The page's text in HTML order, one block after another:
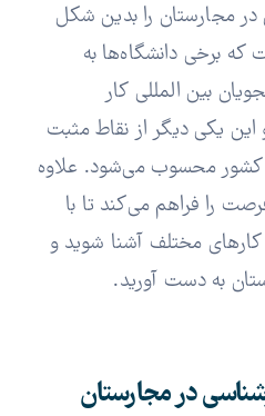
مجارستان را بدین شکل
که برخی دانشگاه‌ها به
بین المللی کار
یکی دیگر از نقاط مثبت
محسوب می‌شود. علاوه
را فراهم می‌کند تا با
مختلف آشنا شوید و
به دست آورید.
در مجارستان